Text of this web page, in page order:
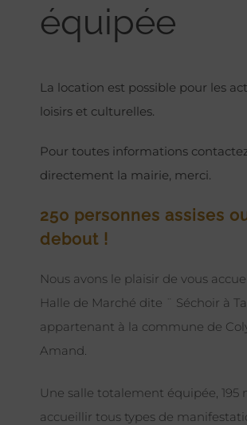
équipée
La location est possible pour les
loisirs et culturelles.
Pour toutes informations
directement la mairie, merci.
250 personnes assises
debout !
Nous avons le plaisir de vous
Halle de Marché dite ¨ Séchoir à
appartenant à la commune de
Amand.
Une salle totalement équipée, 195
accueillir tous types de